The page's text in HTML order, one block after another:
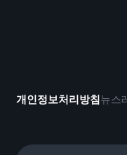
개인정보처리방침뉴스